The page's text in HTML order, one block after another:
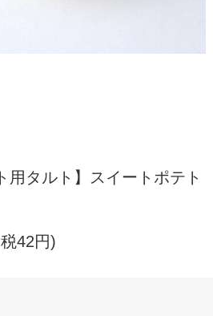
用タルト】スイートポテト
42円)